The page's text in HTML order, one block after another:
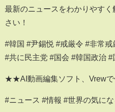
最新のニュースをわかりやす
さい！
#韓国 #尹錫悦 #戒厳令 #非常
#共に民主党 #国会 #韓国政治
★★AI動画編集ソフト、Vrew
#ニュース #情報 #世界の気に